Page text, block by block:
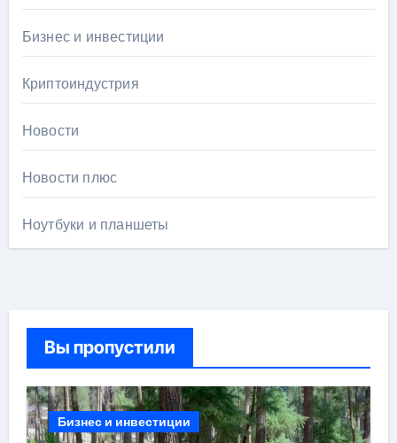
Бизнес и инвестиции
Криптоиндустрия
Новости
Новости плюс
Ноутбуки и планшеты
Вы пропустили
Бизнес и инвестиции